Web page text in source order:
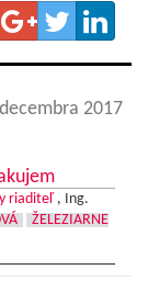
2017
riaditeľ , Ing.
ŽELEZIARNE